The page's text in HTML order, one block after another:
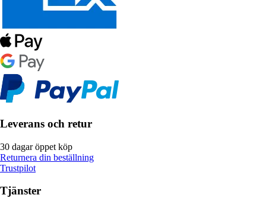
Leverans och retur
30 dagar öppet köp
Returnera din beställning
Trustpilot
Tjänster